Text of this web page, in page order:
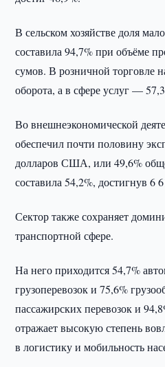
В сельском хозяйстве доля
составила 94,7% при объёме
сумов. В розничной торговле
оборота, а в сфере услуг —
Во внешнеэкономической
обеспечил почти половину
долларов США, или 49,6%
составила 54,2%, достигнув
Сектор также сохраняет
транспортной сфере.
На него приходится 54,7%
грузоперевозок и 75,6%
пассажирских перевозок и
отражает высокую степень
в логистику и мобильность